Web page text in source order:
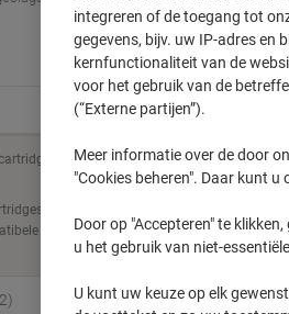
Epson
Sorteer op:
Eigen
&
integreren of de toegang tot
gegevens, bijv. uw IP-adres en
kernfunctionaliteit van de
voor het gebruik van de
(“Externe partijen”).
Meer informatie over de door
"Cookies beheren". Daar kunt
Door op "Accepteren" te
u het gebruik van niet-
U kunt uw keuze op elk